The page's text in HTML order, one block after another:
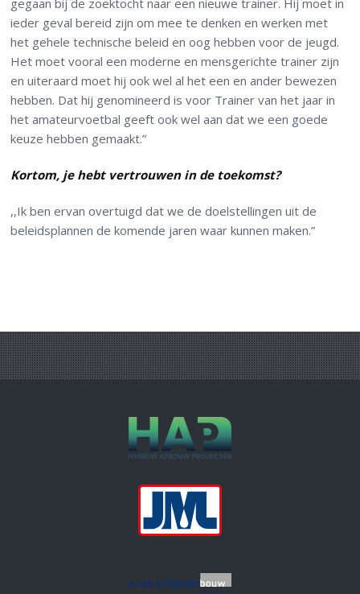
gegaan bij de zoektocht naar een nieuwe trainer. Hij moet in
ieder geval bereid zijn om mee te denken en werken met
het gehele technische beleid en oog hebben voor de jeugd.
Het moet vooral een moderne en mensgerichte trainer zijn
en uiteraard moet hij ook wel al het een en ander bewezen
hebben. Dat hij genomineerd is voor Trainer van het jaar in
het amateurvoetbal geeft ook wel aan dat we een goede
keuze hebben gemaakt.”
Kortom, je hebt vertrouwen in de toekomst?
,,Ik ben ervan overtuigd dat we de doelstellingen uit de
beleidsplannen de komende jaren waar kunnen maken.”